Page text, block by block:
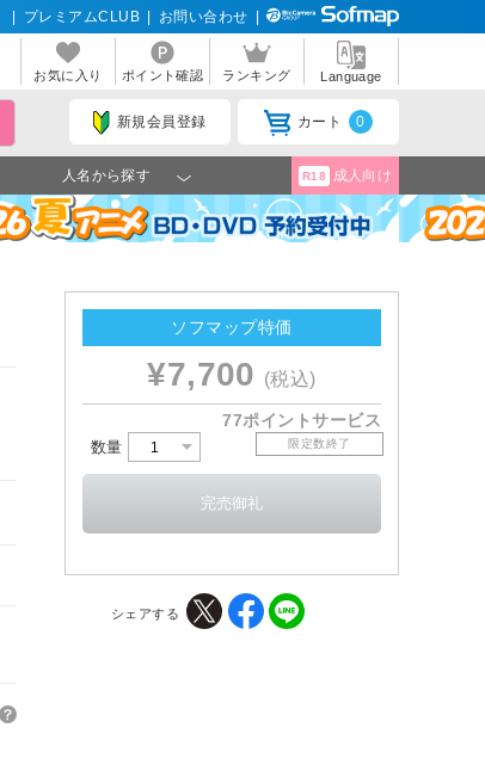
プレミアムCLUB お問い合わせ
お気に入り ポイント確認 ランキング Language
新規会員登録 カート 0
人名から探す R18 成人向け
ソフマップ特価
¥7,700 (税込)
77ポイントサービス
数量 限定数終了
シェアする